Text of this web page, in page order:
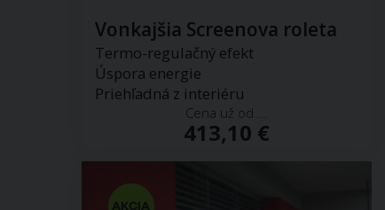
Vonkajšia Screenova roleta
Termo-regulačný efekt
Úspora energie
Priehľadná z interiéru
Cena už od ...
413,10 €